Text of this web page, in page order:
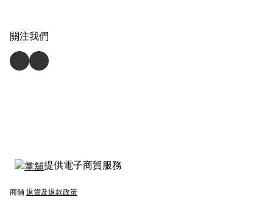
關注我們
提供電子商貿服務
商舖 退貨及退款政策